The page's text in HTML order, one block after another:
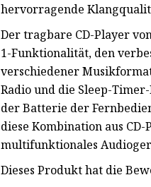
hervorragende
Der tragbare CD-Player
1-Funktionalität, den
verschiedener
Radio und die Sleep-
der Batterie der
diese Kombination aus
multifunktionales
Dieses Produkt hat die